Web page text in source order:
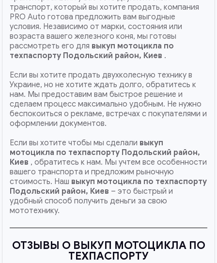
транспорт, который вы хотите продать, компания
PRO Auto готова предложить вам выгодные
условия. Независимо от марки, состояния или
возраста вашего железного коня, мы готовы
рассмотреть его для выкуп мотоцикла по
техпаспорту Подольский район, Киев .
Если вы хотите продать двухколесную технику в
Украине, но не хотите ждать долго, обратитесь к
нам. Мы предоставим вам быстрое решение и
сделаем процесс максимально удобным. Не нужно
беспокоиться о рекламе, встречах с покупателями и
оформлении документов.
Если вы хотите чтобы мы сделали выкуп
мотоцикла по техпаспорту Подольский район,
Киев , обратитесь к нам. Мы учтем все особенности
вашего транспорта и предложим рыночную
стоимость. Наш выкуп мотоцикла по техпаспорту
Подольский район, Киев – это быстрый и
удобный способ получить деньги за свою
мототехнику.
ОТЗЫВЫ О ВЫКУП МОТОЦИКЛА ПО
ТЕХПАСПОРТУ